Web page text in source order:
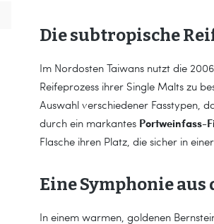
Die subtropische
Im Nordosten Taiwans nutzt die
Reifeprozess ihrer Single Malts zu
Auswahl verschiedener Fasstypen,
durch ein markantes Portweinfass-
Flasche ihren Platz, die sicher in
Eine Symphonie
In einem warmen, goldenen